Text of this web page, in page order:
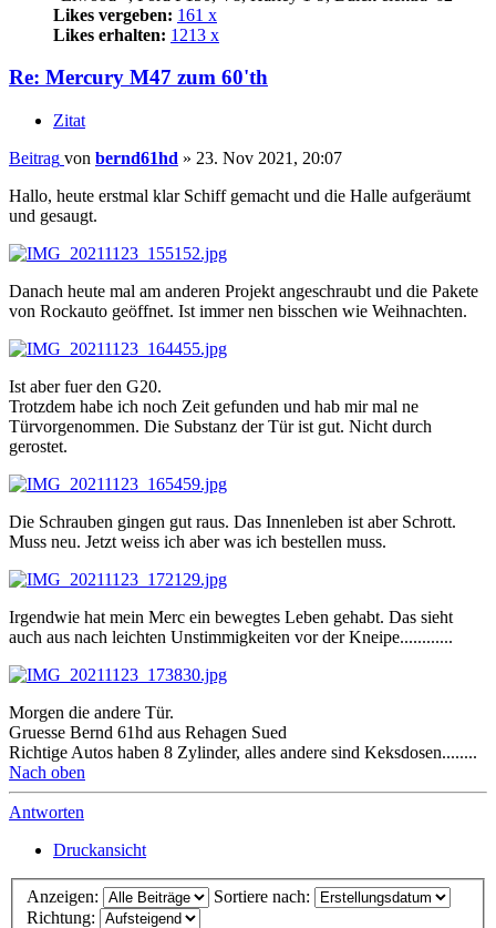
Likes vergeben: 161 x
Likes erhalten: 1213 x
Re: Mercury M47 zum 60'th
Zitat
Beitrag von bernd61hd » 23. Nov 2021, 20:07
Hallo, heute erstmal klar Schiff gemacht und die Halle aufgeräumt
und gesaugt.
Danach heute mal am anderen Projekt angeschraubt und die Pakete
von Rockauto geöffnet. Ist immer nen bisschen wie Weihnachten.
Ist aber fuer den G20.
Trotzdem habe ich noch Zeit gefunden und hab mir mal ne
Türvorgenommen. Die Substanz der Tür ist gut. Nicht durch
gerostet.
Die Schrauben gingen gut raus. Das Innenleben ist aber Schrott.
Muss neu. Jetzt weiss ich aber was ich bestellen muss.
Irgendwie hat mein Merc ein bewegtes Leben gehabt. Das sieht
auch aus nach leichten Unstimmigkeiten vor der Kneipe............
Morgen die andere Tür.
Gruesse Bernd 61hd aus Rehagen Sued
Richtige Autos haben 8 Zylinder, alles andere sind Keksdosen........
Nach oben
Antworten
Druckansicht
Anzeigen:
Sortiere nach:
Richtung: